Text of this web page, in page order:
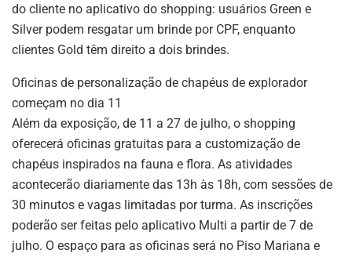
do cliente no aplicativo do shopping: usuários Green e
Silver podem resgatar um brinde por CPF, enquanto
clientes Gold têm direito a dois brindes.
Oficinas de personalização de chapéus de explorador
começam no dia 11
Além da exposição, de 11 a 27 de julho, o shopping
oferecerá oficinas gratuitas para a customização de
chapéus inspirados na fauna e flora. As atividades
acontecerão diariamente das 13h às 18h, com sessões de
30 minutos e vagas limitadas por turma. As inscrições
poderão ser feitas pelo aplicativo Multi a partir de 7 de
julho. O espaço para as oficinas será no Piso Mariana e